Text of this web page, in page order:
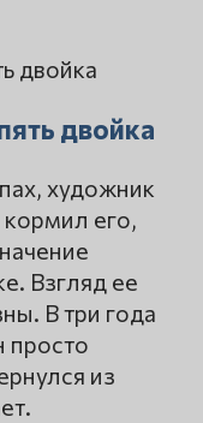
двойка
художник
его,
Взгляд ее
В три года
просто
из